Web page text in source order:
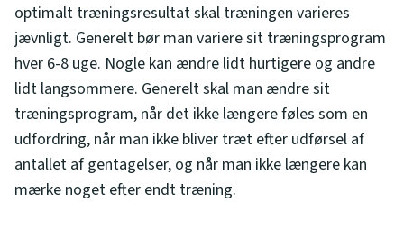
optimalt træningsresultat skal træningen varieres
jævnligt. Generelt bør man variere sit træningsprogram
hver 6-8 uge. Nogle kan ændre lidt hurtigere og andre
lidt langsommere. Generelt skal man ændre sit
træningsprogram, når det ikke længere føles som en
udfordring, når man ikke bliver træt efter udførsel af
antallet af gentagelser, og når man ikke længere kan
mærke noget efter endt træning.